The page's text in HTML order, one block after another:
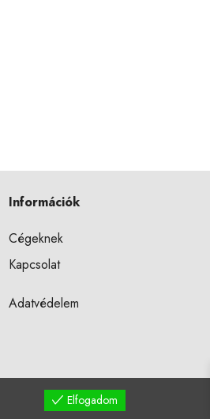
Információk
Cégeknek
Kapcsolat
Adatvédelem
Elfogadom